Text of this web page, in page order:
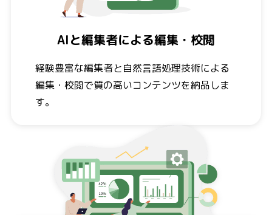
AIと編集者による編集・校閲
経験豊富な編集者と自然言語処理技術による
編集・校閲で質の高いコンテンツを納品しま
す。